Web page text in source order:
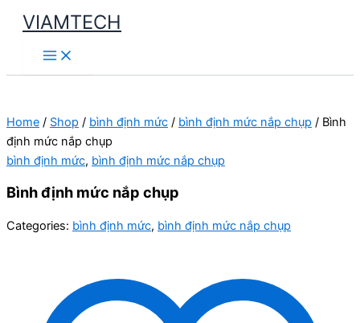
Skip
content
VIAMTECH
Main
Menu
Home / Shop / bình định mức / bình định mức nắp chụp / Bình
định mức nắp chụp
bình định mức, bình định mức nắp chụp
Bình định mức nắp chụp
Categories: bình định mức, bình định mức nắp chụp